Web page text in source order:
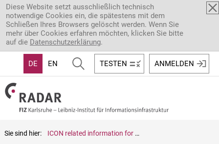
Direkt zum Inhalt
Diese Website setzt ausschließlich technisch
notwendige Cookies ein, die spätestens mit dem
Schließen Ihres Browsers gelöscht werden. Wenn Sie
mehr über Cookies erfahren möchten, klicken Sie bitte
auf die Datenschutzerklärung.
DE EN TESTEN ANMELDEN
Sie sind hier: ICON related information for publication "Increasing resolution and resolving convection improves the simulation of cloud‐radiative effects over the North Atlantic" by Senf et al., JGR-Atmospheres, 2020